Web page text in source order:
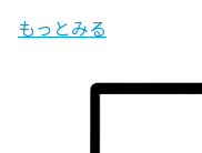
もっとみる